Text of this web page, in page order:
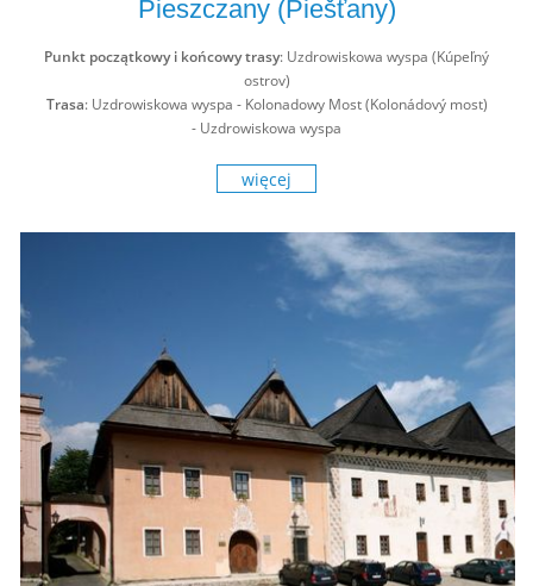
Pieszczany (Piešťany)
Punkt początkowy i końcowy trasy: Uzdrowiskowa wyspa (Kúpeľný
ostrov)
Trasa: Uzdrowiskowa wyspa - Kolonadowy Most (Kolonádový most)
- Uzdrowiskowa wyspa
więcej